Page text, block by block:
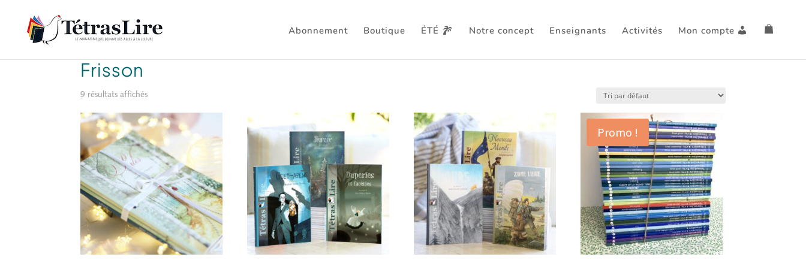
Abonnement Boutique ÉTÉ Notre concept Enseignants Activités Mon compte
Accueil/ Produit Thème / Frisson
Frisson
9 résultats affichés
Promo !